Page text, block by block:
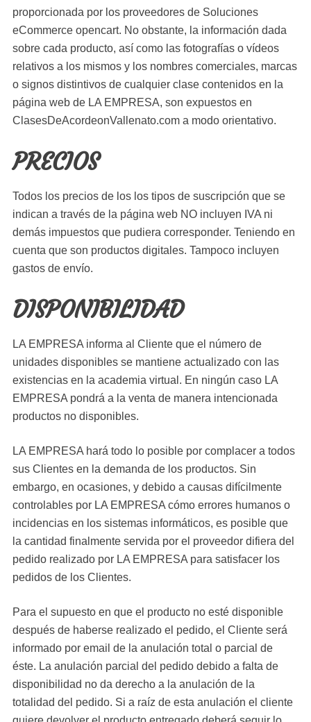
proporcionada por los proveedores de Soluciones
eCommerce opencart. No obstante, la información dada
sobre cada producto, así como las fotografías o vídeos
relativos a los mismos y los nombres comerciales, marcas
o signos distintivos de cualquier clase contenidos en la
página web de LA EMPRESA, son expuestos en
ClasesDeAcordeonVallenato.com a modo orientativo.
PRECIOS
Todos los precios de los los tipos de suscripción que se
indican a través de la página web NO incluyen IVA ni
demás impuestos que pudiera corresponder. Teniendo en
cuenta que son productos digitales. Tampoco incluyen
gastos de envío.
DISPONIBILIDAD
LA EMPRESA informa al Cliente que el número de
unidades disponibles se mantiene actualizado con las
existencias en la academia virtual. En ningún caso LA
EMPRESA pondrá a la venta de manera intencionada
productos no disponibles.
LA EMPRESA hará todo lo posible por complacer a todos
sus Clientes en la demanda de los productos. Sin
embargo, en ocasiones, y debido a causas difícilmente
controlables por LA EMPRESA cómo errores humanos o
incidencias en los sistemas informáticos, es posible que
la cantidad finalmente servida por el proveedor difiera del
pedido realizado por LA EMPRESA para satisfacer los
pedidos de los Clientes.
Para el supuesto en que el producto no esté disponible
después de haberse realizado el pedido, el Cliente será
informado por email de la anulación total o parcial de
éste. La anulación parcial del pedido debido a falta de
disponibilidad no da derecho a la anulación de la
totalidad del pedido. Si a raíz de esta anulación el cliente